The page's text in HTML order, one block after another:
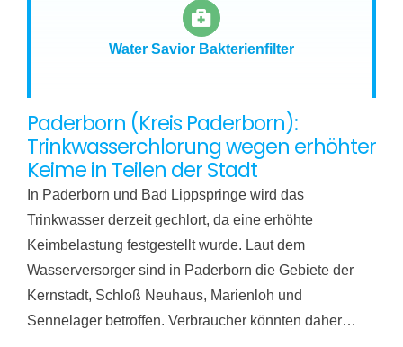
Water Savior Bakterienfilter
Paderborn (Kreis Paderborn):
Trinkwasserchlorung wegen erhöhter
Keime in Teilen der Stadt
In Paderborn und Bad Lippspringe wird das
Trinkwasser derzeit gechlort, da eine erhöhte
Keimbelastung festgestellt wurde. Laut dem
Wasserversorger sind in Paderborn die Gebiete der
Kernstadt, Schloß Neuhaus, Marienloh und
Sennelager betroffen. Verbraucher könnten daher…